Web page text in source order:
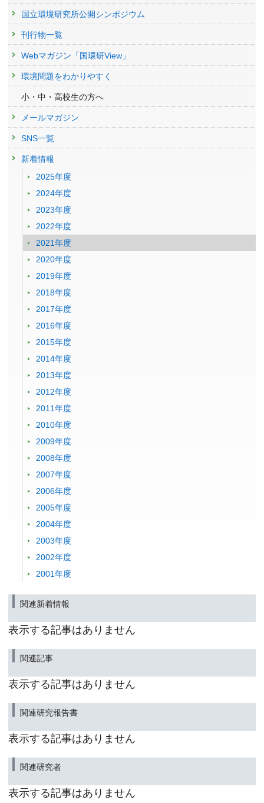
国立環境研究所公開シンポジウム
刊行物一覧
Webマガジン「国環研View」
環境問題をわかりやすく
小・中・高校生の方へ
メールマガジン
SNS一覧
新着情報
2025年度
2024年度
2023年度
2022年度
2021年度
2020年度
2019年度
2018年度
2017年度
2016年度
2015年度
2014年度
2013年度
2012年度
2011年度
2010年度
2009年度
2008年度
2007年度
2006年度
2005年度
2004年度
2003年度
2002年度
2001年度
関連新着情報
表示する記事はありません
関連記事
表示する記事はありません
関連研究報告書
表示する記事はありません
関連研究者
表示する記事はありません